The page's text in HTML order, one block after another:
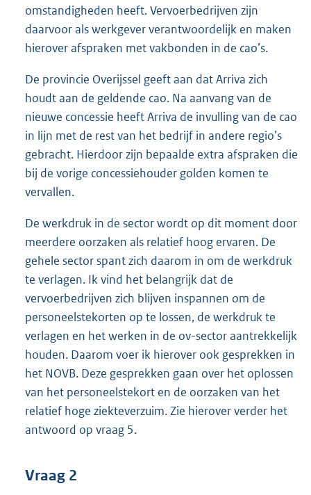
omstandigheden heeft. Vervoerbedrijven zijn
daarvoor als werkgever verantwoordelijk en maken
hierover afspraken met vakbonden in de cao’s.
De provincie Overijssel geeft aan dat Arriva zich
houdt aan de geldende cao. Na aanvang van de
nieuwe concessie heeft Arriva de invulling van de cao
in lijn met de rest van het bedrijf in andere regio’s
gebracht. Hierdoor zijn bepaalde extra afspraken die
bij de vorige concessiehouder golden komen te
vervallen.
De werkdruk in de sector wordt op dit moment door
meerdere oorzaken als relatief hoog ervaren. De
gehele sector spant zich daarom in om de werkdruk
te verlagen. Ik vind het belangrijk dat de
vervoerbedrijven zich blijven inspannen om de
personeelstekorten op te lossen, de werkdruk te
verlagen en het werken in de ov-sector aantrekkelijk
houden. Daarom voer ik hierover ook gesprekken in
het NOVB. Deze gesprekken gaan over het oplossen
van het personeelstekort en de oorzaken van het
relatief hoge ziekteverzuim. Zie hierover verder het
antwoord op vraag 5.
Vraag 2